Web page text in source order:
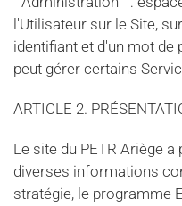
l'Utilisateur sur le Site,
identifiant et d'un mot de
peut gérer certains
ARTICLE 2.
Le site du PETR Ariège
diverses informations
stratégie, le programme